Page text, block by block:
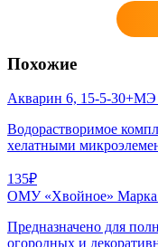
Похожие
Акварин 6, 15-5-30+МЭ
Водорастворимое
хелатными
135₽
ОМУ «Хвойное» Марка
Предназначено для
огородных и